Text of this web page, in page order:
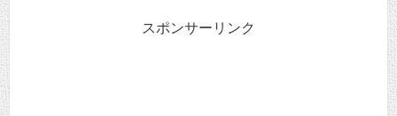
スポンサーリンク